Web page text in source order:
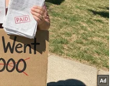
sinh hoạt